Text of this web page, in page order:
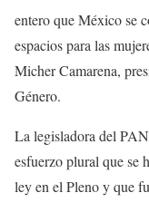
entero que México se
espacios para las
Micher Camarena,
Género.
La legisladora del
esfuerzo plural que se
ley en el Pleno y que